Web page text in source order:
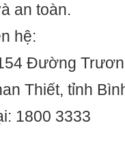
an toàn.
hệ:
Đường
Thiết, tỉnh
1800 3333